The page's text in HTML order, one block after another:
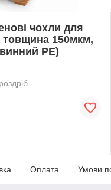
чохли для
товщина 150мкм,
PE)
Оплата Умови